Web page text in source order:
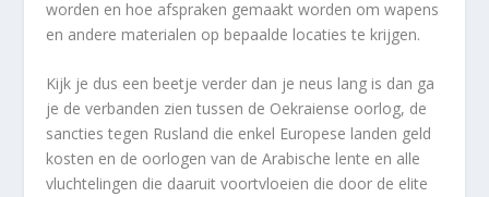
worden en hoe afspraken gemaakt worden om wapens
en andere materialen op bepaalde locaties te krijgen.
Kijk je dus een beetje verder dan je neus lang is dan ga
je de verbanden zien tussen de Oekraiense oorlog, de
sancties tegen Rusland die enkel Europese landen geld
kosten en de oorlogen van de Arabische lente en alle
vluchtelingen die daaruit voortvloeien die door de elite